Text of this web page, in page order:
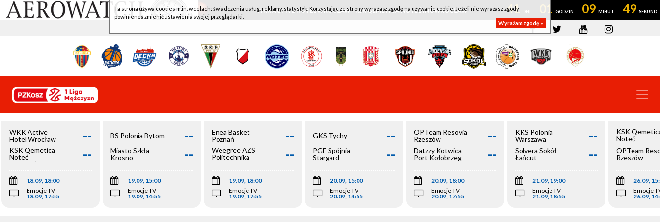
WKK ACTIVE HOTEL WROCŁAW - KSK QEMETICA NOTEĆ INOWROCŁAW 41 01 09 48
WKK Active
Hotel Wrocław
--
KSK Qemetica
Noteć
Inowrocław
--
18.09, 18:00
Emocje TV
18.09, 17:55
BS Polonia Bytom --
Miasto Szkła
Krosno
--
19.09, 15:00
Emocje TV
19.09, 14:55
Enea Basket
Poznań
--
Weegree AZS
Politechnika
--
19.09, 18:00
Emocje TV
19.09, 17:55
GKS Tychy --
PGE Spójnia
Stargard
--
20.09, 15:00
Emocje TV
20.09, 14:55
OPTeam Resovia
Rzeszów
--
Datzzy Kotwica
Port Kołobrzeg
--
20.09, 18:00
Emocje TV
20.09, 17:55
KKS Polonia
Warszawa
--
Solvera Sokół
Łańcut
--
21.09, 19:00
Emocje TV
21.09, 18:55
KSK
Noteć
Inowrocław
OPTeam
Rzeszów
26.09,
Emocje
26.09,
Ta strona używa cookies m.in. w celach: świadczenia usług, reklamy, statystyk. Korzystając ze strony wyrażasz zgodę na używanie cookie. Jeżeli nie wyrażasz zgody
powinieneś zmienić ustawienia swojej przeglądarki.
Wyrażam zgodę »